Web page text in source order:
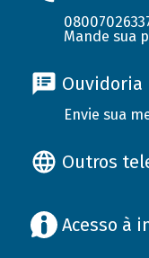
Mande sua
Ouvidoria
Envie sua
Outros
Acesso à